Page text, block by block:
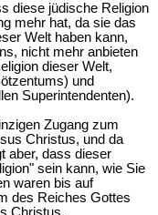
diese jüdische Religion
mehr hat, da sie das
Welt haben kann,
nicht mehr anbieten
dieser Welt,
und
Superintendenten).
Zugang zum
Christus, und da
aber, dass dieser
sein kann, wie Sie
waren bis auf
des Reiches Gottes